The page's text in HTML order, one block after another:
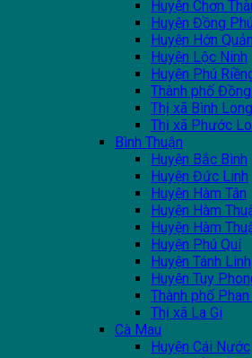
Huyện Chơn
Huyện Đồng Phú
Huyện Hớn Quản
Huyện Lộc Ninh
Huyện Phú
Thành phố
Thị xã Bình Long
Thị xã Phước
Bình Thuận
Huyện Bắc Bình
Huyện Đức Linh
Huyện Hàm Tân
Huyện Hàm
Huyện Hàm
Huyện Phú Quí
Huyện Tánh Linh
Huyện Tuy
Thành phố
Thị xã La Gi
Cà Mau
Huyện Cái Nước